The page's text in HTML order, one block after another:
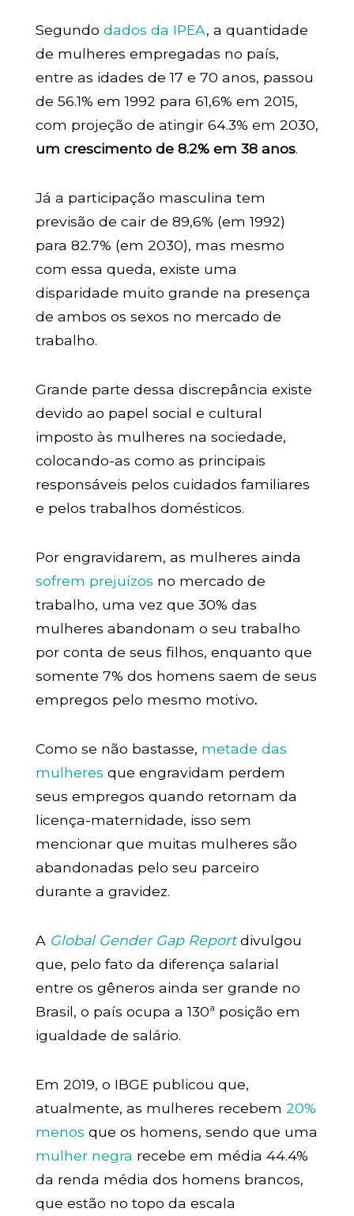
Segundo dados da IPEA, a quantidade
de mulheres empregadas no país,
entre as idades de 17 e 70 anos, passou
de 56.1% em 1992 para 61,6% em 2015,
com projeção de atingir 64.3% em 2030,
um crescimento de 8.2% em 38 anos.
Já a participação masculina tem
previsão de cair de 89,6% (em 1992)
para 82.7% (em 2030), mas mesmo
com essa queda, existe uma
disparidade muito grande na presença
de ambos os sexos no mercado de
trabalho.
Grande parte dessa discrepância existe
devido ao papel social e cultural
imposto às mulheres na sociedade,
colocando-as como as principais
responsáveis pelos cuidados familiares
e pelos trabalhos domésticos.
Por engravidarem, as mulheres ainda
sofrem prejuízos no mercado de
trabalho, uma vez que 30% das
mulheres abandonam o seu trabalho
por conta de seus filhos, enquanto que
somente 7% dos homens saem de seus
empregos pelo mesmo motivo.
Como se não bastasse, metade das
mulheres que engravidam perdem
seus empregos quando retornam da
licença-maternidade, isso sem
mencionar que muitas mulheres são
abandonadas pelo seu parceiro
durante a gravidez.
A Global Gender Gap Reportdivulgou
que, pelo fato da diferença salarial
entre os gêneros ainda ser grande no
Brasil, o país ocupa a 130ª posição em
igualdade de salário.
Em 2019, o IBGE publicou que,
atualmente, as mulheres recebem 20%
menos que os homens, sendo que uma
mulher negra recebe em média 44.4%
da renda média dos homens brancos,
que estão no topo da escala